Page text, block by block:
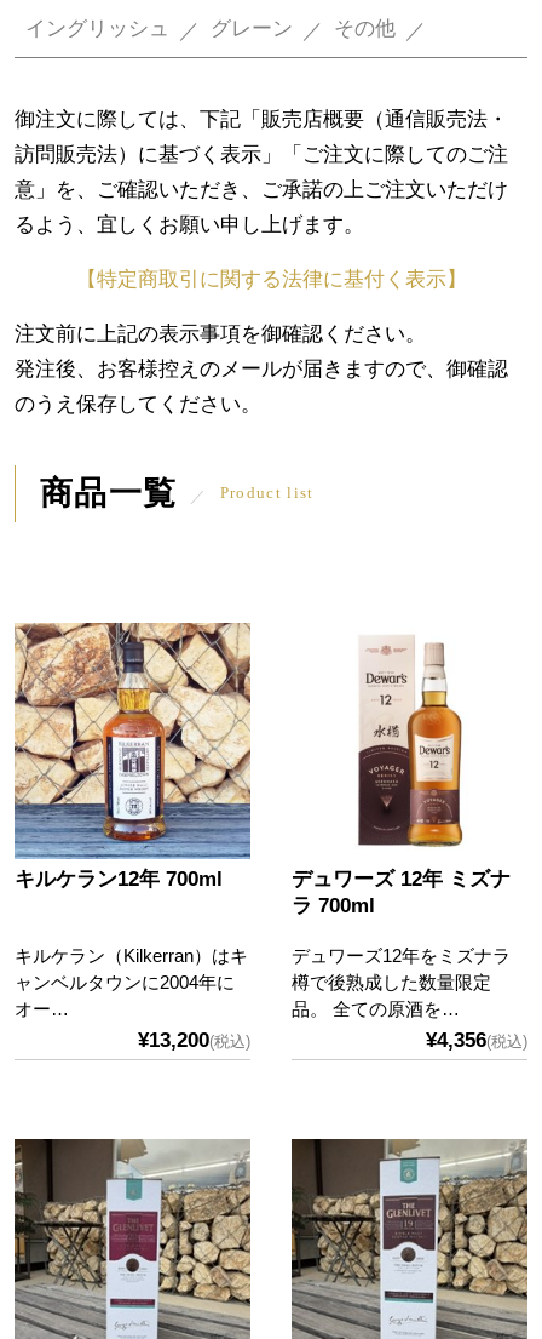
イングリッシュ グレーン その他
御注文に際しては、下記「販売店概要（通信販売法・
訪問販売法）に基づく表示」「ご注文に際してのご注
意」を、ご確認いただき、ご承諾の上ご注文いただけ
るよう、宜しくお願い申し上げます。
【特定商取引に関する法律に基付く表示】
注文前に上記の表示事項を御確認ください。
発注後、お客様控えのメールが届きますので、御確認
のうえ保存してください。
商品一覧 Product list
キルケラン12年 700ml
キルケラン（Kilkerran）はキ
ャンベルタウンに2004年に
オー…
¥13,200(税込)
デュワーズ 12年 ミズナ
ラ 700ml
デュワーズ12年をミズナラ
樽で後熟成した数量限定
品。 全ての原酒を…
¥4,356(税込)